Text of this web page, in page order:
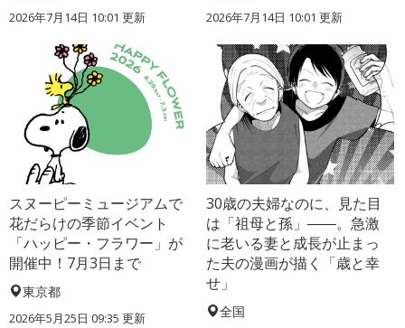
2026年7月14日 10:01 更新 2026年7月14日 10:01 更新
スヌーピーミュージアムで
花だらけの季節イベント
「ハッピー・フラワー」が
開催中！7月3日まで
東京都
2026年5月25日 09:35 更新
30歳の夫婦なのに、見た目
は「祖母と孫」――。急激
に老いる妻と成長が止まっ
た夫の漫画が描く「歳と幸
せ」
全国